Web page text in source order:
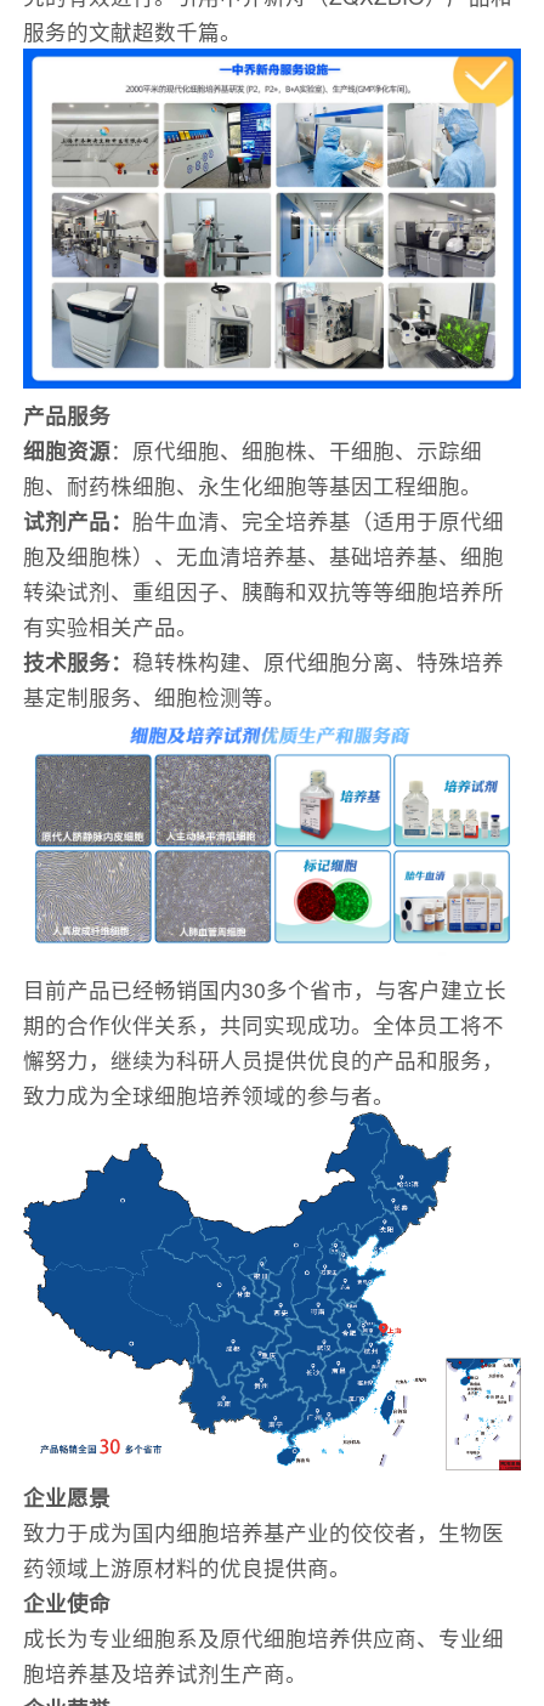
服务的文献超数千篇。
产品服务
细胞资源：原代细胞、细胞株、干细胞、示踪细
胞、耐药株细胞、永生化细胞等基因工程细胞。
试剂产品： 胎牛血清、完全培养基（适用于原代细
胞及细胞株）、无血清培养基、基础培养基、细胞
转染试剂、重组因子、胰酶和双抗等等细胞培养所
有实验相关产品。
技术服务： 稳转株构建、原代细胞分离、特殊培养
基定制服务、细胞检测等。
目前产品已经畅销国内30多个省市，与客户建立长
期的合作伙伴关系，共同实现成功。全体员工将不
懈努力，继续为科研人员提供优良的产品和服务，
致力成为全球细胞培养领域的参与者。
企业愿景
致力于成为国内细胞培养基产业的佼佼者，生物医
药领域上游原材料的优良提供商。
企业使命
成长为专业细胞系及原代细胞培养供应商、专业细
胞培养基及培养试剂生产商。